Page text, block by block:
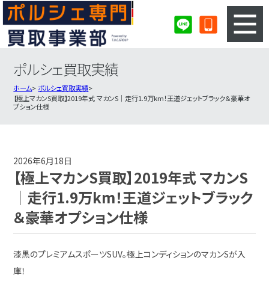
3ステップのカンタン査定
査定の注意事項 ポルシェ査定フォーム
ポルシェ買取実績
ホーム
ポルシェ買取実績
【極上マカンS買取】2019年式 マカンS｜走行1.9万km！王道ジェットブラック＆豪華オ
プション仕様
2026年6月18日
【極上マカンS買取】2019年式 マカンS
｜走行1.9万km！王道ジェットブラック
＆豪華オプション仕様
漆黒のプレミアムスポーツSUV。極上コンディションのマカンSが入
庫！